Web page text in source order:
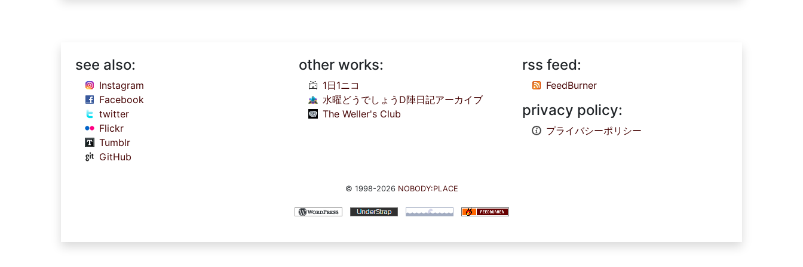
see also:
Instagram
Facebook
twitter
Flickr
Tumblr
GitHub
other works:
1日1ニコ
水曜どうでしょうD陣日記アーカイブ
The Weller's Club
rss feed:
FeedBurner
privacy policy:
プライバシーポリシー
© 1998-2026 NOBODY:PLACE